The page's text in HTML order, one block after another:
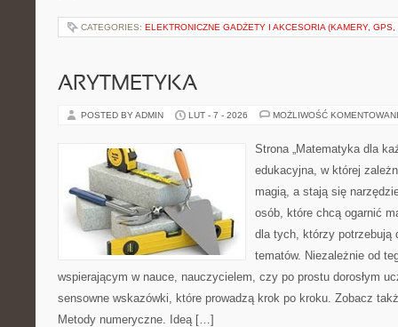
CATEGORIES: ELEKTRONICZNE GADŻETY I AKCESORIA (KAMERY, GPS,
ARYTMETYKA
POSTED BY ADMIN LUT - 7 - 2026 MOŻLIWOŚĆ
Strona „Matematyka dla
edukacyjna, w której
magią, a stają się
osób, które chcą ogarnić
dla tych, którzy potrzebują
tematów. Niezależnie od
wspierającym w nauce, nauczycielem, czy po prostu dorosłym
sensowne wskazówki, które prowadzą krok po kroku. Zobacz
Metody numeryczne. Ideą […]